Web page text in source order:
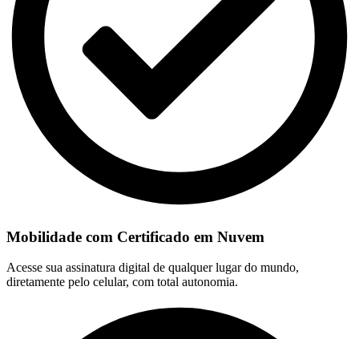
Mobilidade com Certificado em Nuvem
Acesse sua assinatura digital de qualquer lugar do mundo,
diretamente pelo celular, com total autonomia.